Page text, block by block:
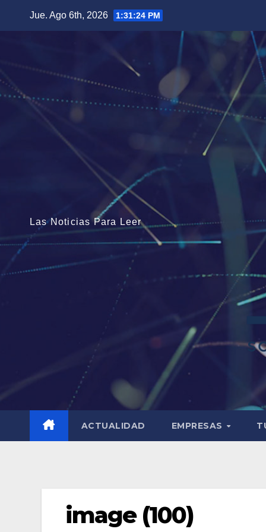
Jue. Ago 6th, 2026 1:31:25 PM
Las Noticias Para Leer
ACTUALIDAD EMPRESAS
image (100)